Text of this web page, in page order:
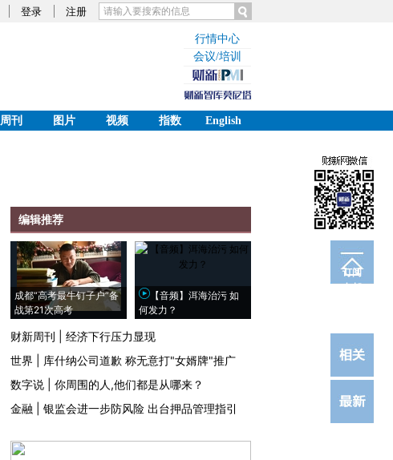
登录 注册
行情中心
会议/培训
周刊 图片 视频 指数
English
订阅
电邮
编辑推荐
成都“高考最牛钉子户”备
战第21次高考
【音频】洱海治污 如
何发力？
财新周刊
经济下行压力显现
世界
库什纳公司道歉 称无意打"女婿牌"推广
数字说
你周围的人,他们都是从哪来？
金融
银监会进一步防风险 出台押品管理指引